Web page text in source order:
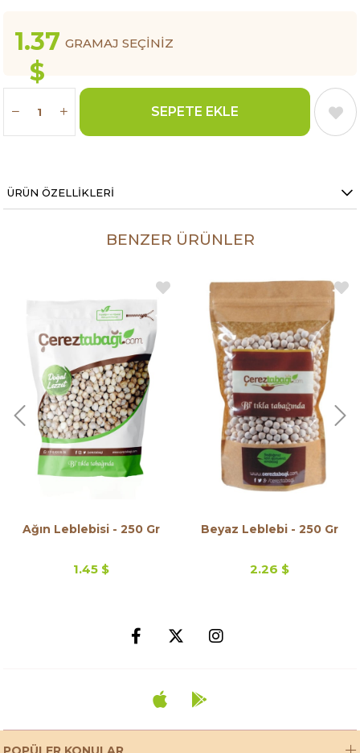
1.37
$
GRAMAJ SEÇINIZ
ÜRÜN ÖZELLIKLERI
BENZER ÜRÜNLER
Ağın Leblebisi - 250 Gr
1.45 $
Beyaz Leblebi - 250 Gr
2.26 $